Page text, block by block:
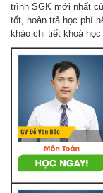
trình SGK mới nhất
tốt, hoàn trả học phí
khảo chi tiết khoá